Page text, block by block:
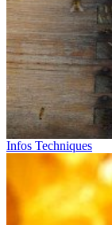
Infos Techniques